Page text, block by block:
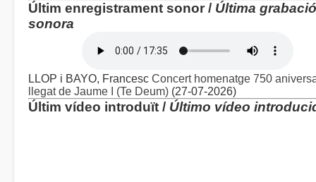
Últim enregistrament sonor / Última
sonora
LLOP i BAYO, Francesc Concert homenatge 750
llegat de Jaume I (Te Deum) (27-07-2026)
Últim vídeo introduït / Último vídeo